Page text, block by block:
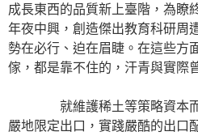
成長東西的品質新上臺階，為瞭
年夜中興，創造傑出教育科研周
勢在必行、迫在眉睫。在這些方
傢，都是靠不住的，汗青與實際
就維護稀土等策略資本而
嚴地限定出口，實踐嚴酷的出口